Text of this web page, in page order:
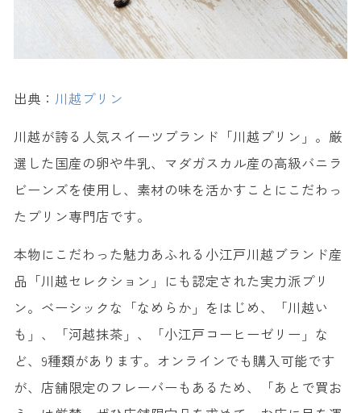
出典： 川越プリン
川越が誇る人気スイーツブランド「川越プリン」。厳
選した国産の卵や牛乳、マダガスカル産の高級バニラ
ビーンズを使用し、素材の味を活かすことにこだわっ
たプリン専門店です。
本物にこだわった魅力あふれる小江戸川越ブランド産
品「川越セレクション」にも認定された実力派プリ
ン。ベーシックな「なめらか」をはじめ、「川越い
も」、「河越抹茶」、「小江戸コーヒーゼリー」な
ど、9種類があります。オンラインでも購入可能です
が、店舗限定のフレーバーもあるため、「あとで買お